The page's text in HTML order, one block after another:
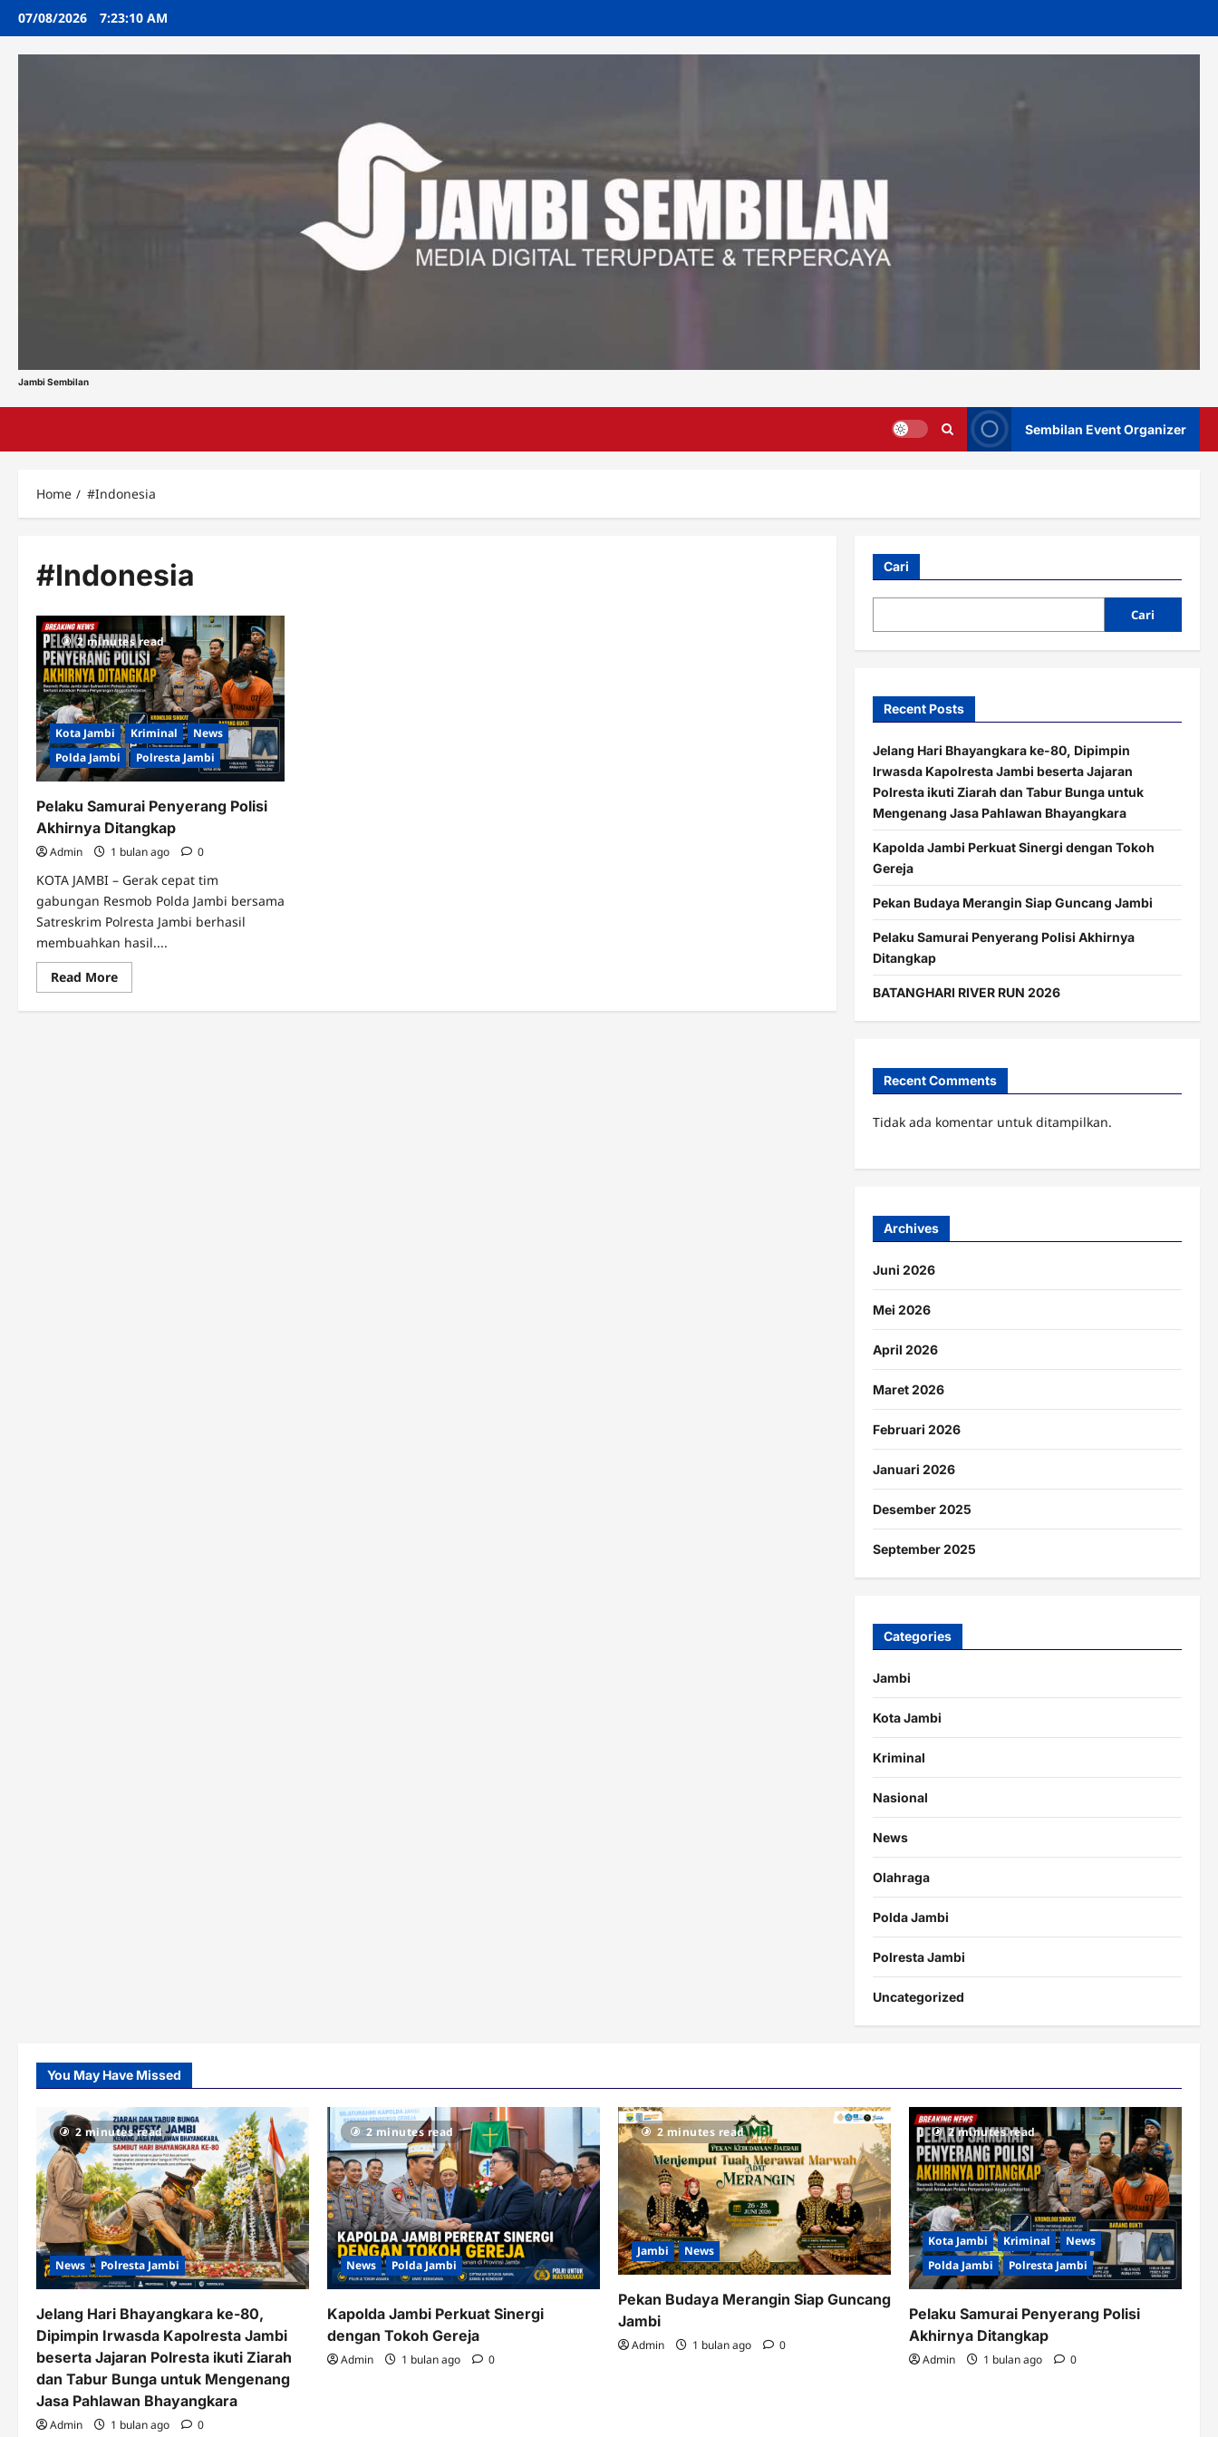
Skip
content
07/08/2026 7:23:11 AM
Jambi Sembilan
Sembilan Event Organizer
Home #Indonesia
#Indonesia
2 minutes read
Kota Jambi Kriminal
News
Polda Jambi
Polresta Jambi
Pelaku Samurai Penyerang Polisi
Akhirnya Ditangkap
Admin 1 bulan ago 0
KOTA JAMBI – Gerak cepat tim
gabungan Resmob Polda Jambi bersama
Satreskrim Polresta Jambi berhasil
membuahkan hasil....
Read MoreRead
more
Pelaku
Cari
Cari
Recent Posts
Jelang Hari Bhayangkara ke-80, Dipimpin
Irwasda Kapolresta Jambi beserta Jajaran
Polresta ikuti Ziarah dan Tabur Bunga untuk
Mengenang Jasa Pahlawan Bhayangkara
Kapolda Jambi Perkuat Sinergi dengan Tokoh
Gereja
Pekan Budaya Merangin Siap Guncang Jambi
Pelaku Samurai Penyerang Polisi Akhirnya
Ditangkap
BATANGHARI RIVER RUN 2026
Recent Comments
Tidak ada komentar untuk ditampilkan.
Archives
Juni 2026
Mei 2026
April 2026
Maret 2026
Februari 2026
Januari 2026
Desember 2025
September 2025
Categories
Jambi
Kota Jambi
Kriminal
Nasional
News
Olahraga
Polda Jambi
Polresta Jambi
Uncategorized
You May Have Missed
2 minutes read
News Polresta Jambi
Jelang Hari Bhayangkara ke-80,
Dipimpin Irwasda Kapolresta Jambi
beserta Jajaran Polresta ikuti Ziarah
dan Tabur Bunga untuk Mengenang
Jasa Pahlawan Bhayangkara
Admin 1 bulan ago 0
2 minutes read
News Polda Jambi
Kapolda Jambi Perkuat Sinergi
dengan Tokoh Gereja
Admin 1 bulan ago 0
2 minutes read
Jambi News
Pekan Budaya Merangin Siap Guncang
Jambi
Admin 1 bulan ago 0
2 minutes read
Kota Jambi Kriminal
News
Polda Jambi
Polresta Jambi
Pelaku Samurai Penyerang Polisi
Akhirnya Ditangkap
Admin 1 bulan ago 0